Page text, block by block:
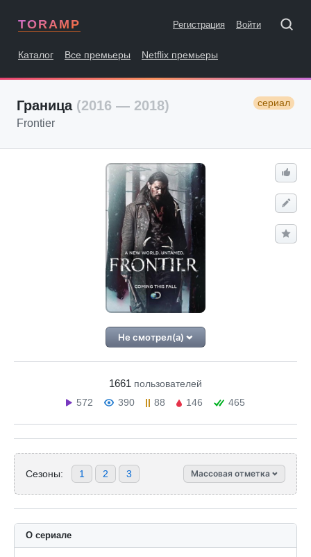
TORAMP Регистрация Войти
Каталог Все премьеры Netflix премьеры
Граница (2016 — 2018) сериал
Frontier
Не смотрел(а)
1661 пользователей
572
390 88 146 465
Сезоны: 1 2 3 Массовая отметка
О сериале